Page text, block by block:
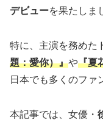
デビューを果たしま
特に、主演を務めた
題：愛你）』や『夏
日本でも多くのファ
本記事では、女優・